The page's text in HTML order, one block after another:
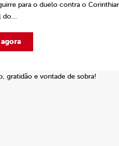
para o duelo contra o
do...
agora